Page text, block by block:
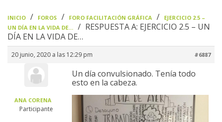
INICIO FOROS FORO FACILITACIÓN GRÁFICA
EJERCICIO 2.5 –
UN DÍA EN LA VIDA DE…
RESPUESTA A: EJERCICIO 2.5 – UN
DÍA EN LA VIDA DE…
20 junio, 2020 a las 12:29 pm #6887
ANA CORENA
Participante
Un día convulsionado. Tenía todo
esto en la cabeza.